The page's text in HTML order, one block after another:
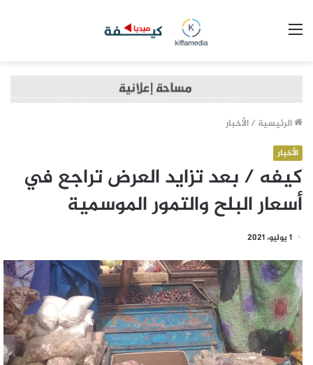
الرئيسية /الأخبار
الأخبار
كيفه / بعد تزايد العرض تراجع في
أسعار البلح والتمور الموسمية
1 يوليو، 2021